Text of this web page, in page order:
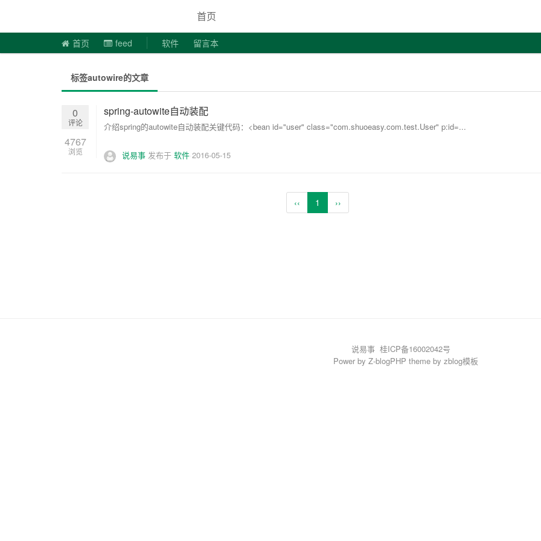
说易事
首页
首页 feed 软件 留言本
标签autowire的文章
0
评论
4767
浏览
spring-autowite自动装配
介绍spring的autowite自动装配关键代码：<bean id="user" class="com.shuoeasy.com.test.User" p:id=...
说易事 发布于 软件 2016-05-15
‹‹ 1 ››
说易事 桂ICP备16002042号
Power by Z-blogPHP theme by zblog模板